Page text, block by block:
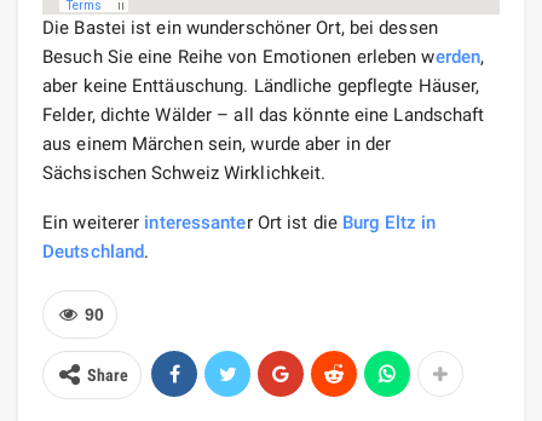
Die Bastei ist ein wunderschöner Ort, bei dessen
Besuch Sie eine Reihe von Emotionen erleben werden,
aber keine Enttäuschung. Ländliche gepflegte Häuser,
Felder, dichte Wälder – all das könnte eine Landschaft
aus einem Märchen sein, wurde aber in der
Sächsischen Schweiz Wirklichkeit.
Ein weiterer interessanter Ort ist die Burg Eltz in
Deutschland.
90
Share